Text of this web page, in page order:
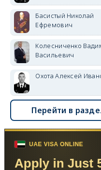
Басистый Николай
Ефремович
Колесниченко
Васильевич
Охота Алексей
Перейти в